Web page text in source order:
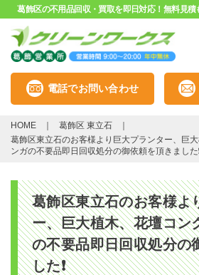
葛飾区の不用品回収・買取を即日対応！無料見積
電話でお問い合わせ
HOME
葛飾区 東立石
葛飾区東立石のお客様より巨大プランター、巨
ンガの不要品即日回収処分の御依頼を頂きました
葛飾区東立石のお客様よ
ー、巨大植木、花壇コン
の不要品即日回収処分の
した❗